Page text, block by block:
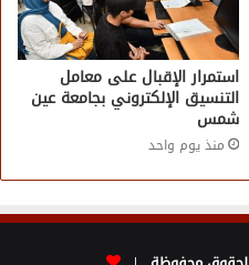
استمرار الإقبال على معامل
التنسيق الإلكتروني بجامعة عين
شمس
منذ يوم واحد